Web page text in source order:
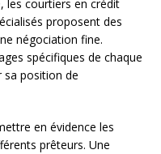
les courtiers en crédit
proposent des
négociation fine.
spécifiques de chaque
sa position de
en évidence les
prêteurs. Une